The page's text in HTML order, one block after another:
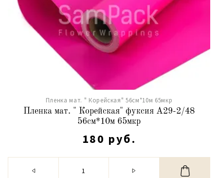
Пленка мат. " Корейская" 56см*10м 65мкр
Пленка мат. " Корейская" фуксия А29-2/48
56см*10м 65мкр
180 руб.